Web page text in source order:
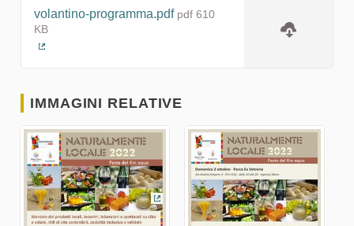
volantino-programma.pdf pdf 610
KB
IMMAGINI RELATIVE
(Collegamento esterno)